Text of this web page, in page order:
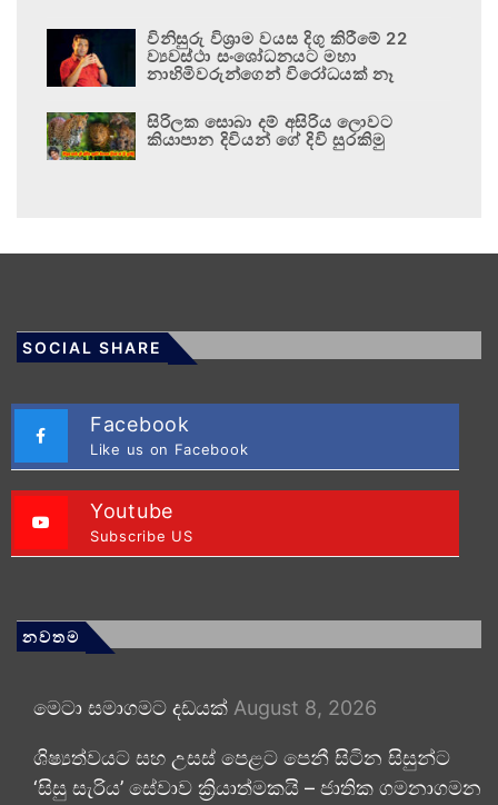
විනිසුරු විශ්‍රාම වයස දිගු කිරීමේ 22
ව්‍යවස්ථා සංශෝධනයට මහා
නාහිමිවරුන්ගෙන් විරෝධයක් නෑ
සිරිලක සොබා දම් අසිරිය ලොවට
කියාපාන දිවියන් ගේ දිවි සුරකිමු
SOCIAL SHARE
Facebook
Like us on Facebook
Youtube
Subscribe US
නවතම
මෙටා සමාගමට දඩයක් August 8, 2026
ශිෂ්‍යත්වයට සහ උසස් පෙළට පෙනී සිටින සිසුන්ට
‘සිසු සැරිය’ සේවාව ක්‍රියාත්මකයි – ජාතික ගමනාගමන